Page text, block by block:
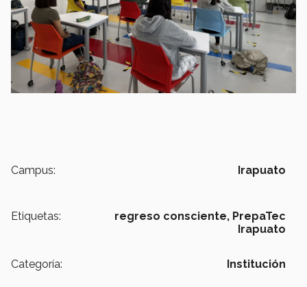
Campus: Irapuato
Etiquetas: regreso consciente, PrepaTec
Irapuato
Categoría: Institución